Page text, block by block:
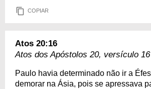
COPIAR
Atos 20:16
Atos dos Apóstolos 20, versículo 16
Paulo havia determinado não ir a
demorar na Ásia, pois se apressava